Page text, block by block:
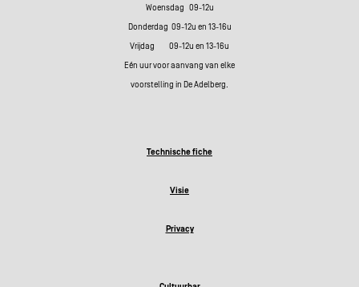
Woensdag 09-12u
Donderdag 09-12u en 13-16u
Vrijdag 09-12u en 13-16u
Eén uur voor aanvang van elke
voorstelling in De Adelberg.
Technische fiche
Visie
Privacy